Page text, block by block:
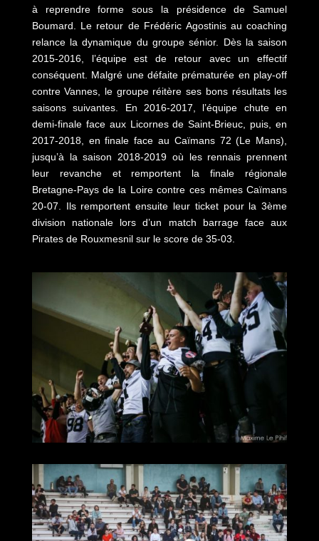
à reprendre forme sous la présidence de Samuel
Boumard. Le retour de Frédéric Agostinis au coaching
relance la dynamique du groupe sénior. Dès la saison
2015-2016, l’équipe est de retour avec un effectif
conséquent. Malgré une défaite prématurée en play-off
contre Vannes, le groupe réitère ses bons résultats les
saisons suivantes. En 2016-2017, l’équipe chute en
demi-finale face aux Licornes de Saint-Brieuc, puis, en
2017-2018, en finale face au Caïmans 72 (Le Mans),
jusqu’à la saison 2018-2019 où les rennais prennent
leur revanche et remportent la finale régionale
Bretagne-Pays de la Loire contre ces mêmes Caïmans
20-07. Ils remportent ensuite leur ticket pour la 3ème
division nationale lors d’un match barrage face aux
Pirates de Rouxmesnil sur le score de 35-03.